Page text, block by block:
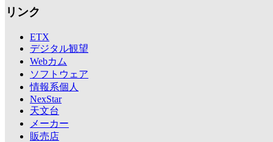
リンク
ETX
デジタル観望
Webカム
ソフトウェア
情報系個人
NexStar
天文台
メーカー
販売店